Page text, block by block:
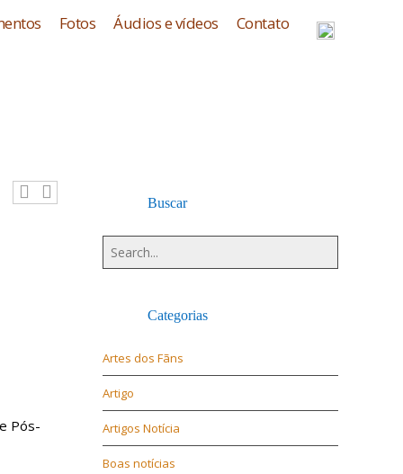
Fotos Áudios e vídeos Contato
Pós-
Buscar
Categorias
Artes dos Fãns
Artigo
Artigos Notícia
Boas notícias